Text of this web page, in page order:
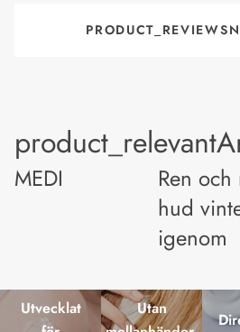
MEDI
Ren
hud
igenom
Utvecklat
Utan